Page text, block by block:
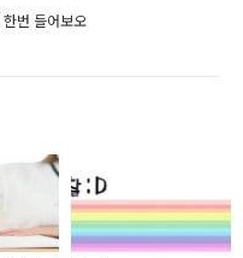
번 들어보오